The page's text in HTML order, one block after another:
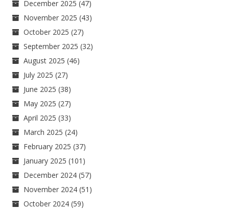
December 2025 (47)
November 2025 (43)
October 2025 (27)
September 2025 (32)
August 2025 (46)
July 2025 (27)
June 2025 (38)
May 2025 (27)
April 2025 (33)
March 2025 (24)
February 2025 (37)
January 2025 (101)
December 2024 (57)
November 2024 (51)
October 2024 (59)